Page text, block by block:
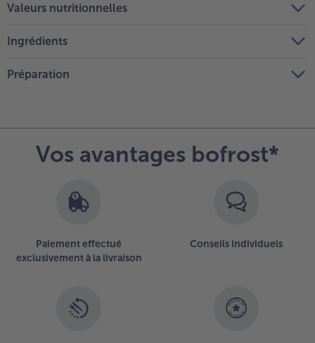
Valeurs nutritionnelles
Ingrédients
Préparation
Vos avantages bofrost*
Paiement effectué
exclusivement à la livraison
Conseils individuels